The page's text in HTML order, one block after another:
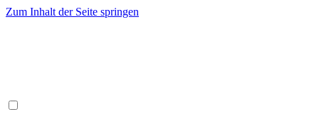
Zum Inhalt der Seite springen